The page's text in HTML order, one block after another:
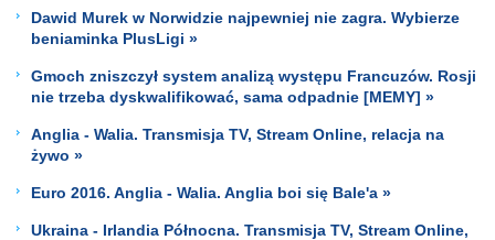
Dawid Murek w Norwidzie najpewniej nie zagra. Wybierze
beniaminka PlusLigi »
Gmoch zniszczył system analizą występu Francuzów. Rosji
nie trzeba dyskwalifikować, sama odpadnie [MEMY] »
Anglia - Walia. Transmisja TV, Stream Online, relacja na
żywo »
Euro 2016. Anglia - Walia. Anglia boi się Bale'a »
Ukraina - Irlandia Północna. Transmisja TV, Stream Online,